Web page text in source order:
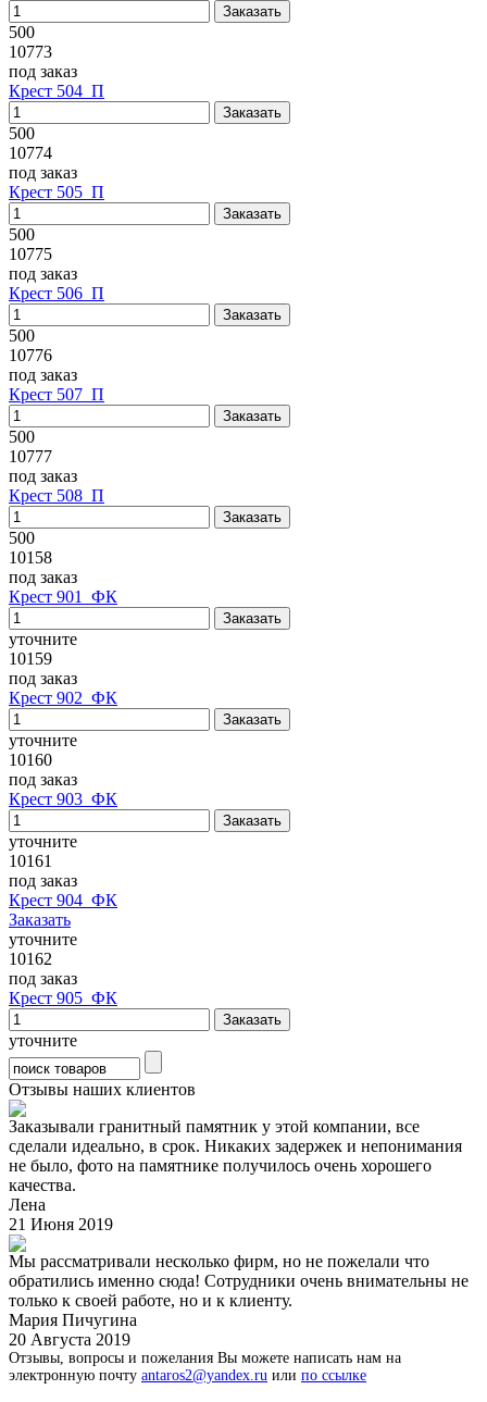
500
10773
под заказ
Крест 504_П
500
10774
под заказ
Крест 505_П
500
10775
под заказ
Крест 506_П
500
10776
под заказ
Крест 507_П
500
10777
под заказ
Крест 508_П
500
10158
под заказ
Крест 901_ФК
уточните
10159
под заказ
Крест 902_ФК
уточните
10160
под заказ
Крест 903_ФК
уточните
10161
под заказ
Крест 904_ФК
Заказать
уточните
10162
под заказ
Крест 905_ФК
уточните
Отзывы наших клиентов
Заказывали гранитный памятник у этой компании, все
сделали идеально, в срок. Никаких задержек и непонимания
не было, фото на памятнике получилось очень хорошего
качества.
Лена
21 Июня 2019
Мы рассматривали несколько фирм, но не пожелали что
обратились именно сюда! Сотрудники очень внимательны не
только к своей работе, но и к клиенту.
Мария Пичугина
20 Августа 2019
Отзывы, вопросы и пожелания Вы можете написать нам на
электронную почту antaros2@yandex.ru или по ссылке